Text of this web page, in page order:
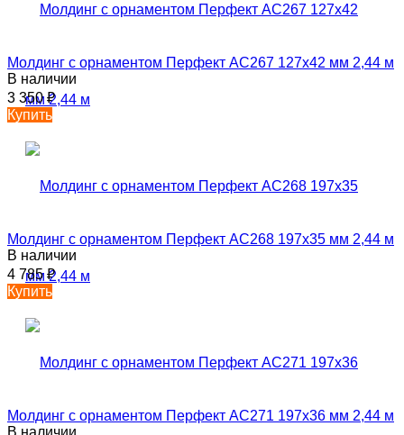
Молдинг с орнаментом Перфект AC267 127х42 мм 2,44 м
В наличии
3 350₽
Купить
Молдинг с орнаментом Перфект AC268 197х35 мм 2,44 м
В наличии
4 785₽
Купить
Молдинг с орнаментом Перфект AC271 197х36 мм 2,44 м
В наличии